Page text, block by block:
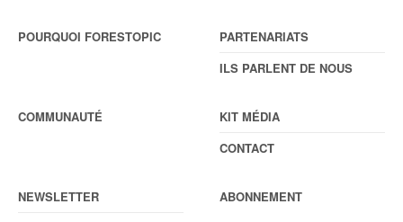
POURQUOI FORESTOPIC
PARTENARIATS
ILS PARLENT DE NOUS
COMMUNAUTÉ
KIT MÉDIA
CONTACT
NEWSLETTER
ABONNEMENT